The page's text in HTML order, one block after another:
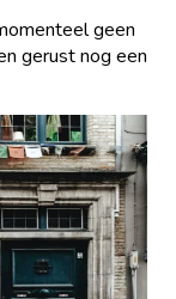
geen
gerust nog een